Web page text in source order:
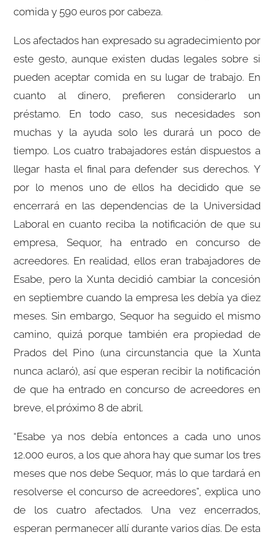
comida y 590 euros por cabeza.
Los afectados han expresado su agradecimiento por
este gesto, aunque existen dudas legales sobre si
pueden aceptar comida en su lugar de trabajo. En
cuanto al dinero, prefieren considerarlo un
préstamo. En todo caso, sus necesidades son
muchas y la ayuda solo les durará un poco de
tiempo. Los cuatro trabajadores están dispuestos a
llegar hasta el final para defender sus derechos. Y
por lo menos uno de ellos ha decidido que se
encerrará en las dependencias de la Universidad
Laboral en cuanto reciba la notificación de que su
empresa, Sequor, ha entrado en concurso de
acreedores. En realidad, ellos eran trabajadores de
Esabe, pero la Xunta decidió cambiar la concesión
en septiembre cuando la empresa les debía ya diez
meses. Sin embargo, Sequor ha seguido el mismo
camino, quizá porque también era propiedad de
Prados del Pino (una circunstancia que la Xunta
nunca aclaró), así que esperan recibir la notificación
de que ha entrado en concurso de acreedores en
breve, el próximo 8 de abril.
“Esabe ya nos debía entonces a cada uno unos
12.000 euros, a los que ahora hay que sumar los tres
meses que nos debe Sequor, más lo que tardará en
resolverse el concurso de acreedores”, explica uno
de los cuatro afectados. Una vez encerrados,
esperan permanecer allí durante varios días. De esta